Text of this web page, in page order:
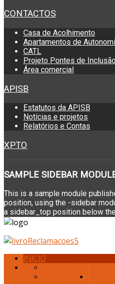
CONTACTOS
Casa de Acolhimento
Apartamentos de
CATL
Projeto Pontes de Inclusão
Área comercial
APISB
Estatutos da APISB
Notícias e projetos
Relatórios e Contas
XPTO
SAMPLE SIDEBAR
This is a sample module
position, using the -sidebar
a sidebar_top position below
INÍCIO
SERVIÇOS